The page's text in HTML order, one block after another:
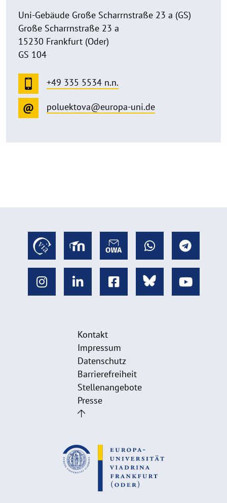
Uni-Gebäude Große Scharrnstraße 23 a (GS)
Große Scharrnstraße 23 a
15230 Frankfurt (Oder)
GS 104
+49 335 5534 n.n.
poluektova@europa-uni.de
Kontakt
Impressum
Datenschutz
Barrierefreiheit
Stellenangebote
Presse